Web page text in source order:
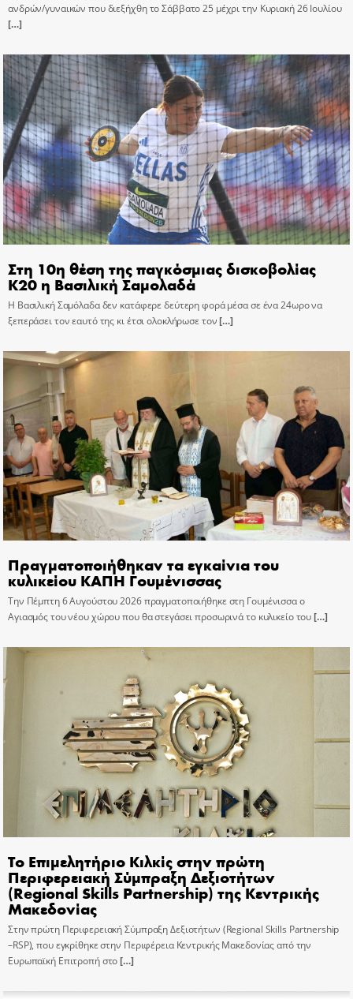
ανδρών/γυναικών που διεξήχθη το Σάββατο 25 μέχρι την Κυριακή 26 Ιουλίου
[…]
Στη 10η θέση της παγκόσμιας δισκοβολίας
Κ20 η Βασιλική Σαμολαδά
Η Βασιλική Σαμόλαδα δεν κατάφερε δεύτερη φορά μέσα σε ένα 24ωρο να
ξεπεράσει τον εαυτό της κι έτσι ολοκλήρωσε τον[…]
Πραγματοποιήθηκαν τα εγκαίνια του
κυλικείου ΚΑΠΗ Γουμένισσας
Την Πέμπτη 6 Αυγούστου 2026 πραγματοποιήθηκε στη Γουμένισσα ο
Αγιασμός του νέου χώρου που θα στεγάσει προσωρινά το κυλικείο του[…]
Το Επιμελητήριο Κιλκίς στην πρώτη
Περιφερειακή Σύμπραξη Δεξιοτήτων
(Regional Skills Partnership) της Κεντρικής
Μακεδονίας
Στην πρώτη Περιφερειακή Σύμπραξη Δεξιοτήτων (Regional Skills Partnership
–RSP), που εγκρίθηκε στην Περιφέρεια Κεντρικής Μακεδονίας από την
Ευρωπαϊκή Επιτροπή στο[…]